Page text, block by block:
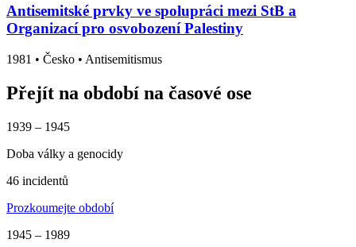
Antisemitské prvky ve spolupráci mezi StB a
Organizací pro osvobození Palestiny
1981 • Česko • Antisemitismus
Přejít na období na časové ose
1939 – 1945
Doba války a genocidy
46 incidentů
Prozkoumejte období
1945 – 1989